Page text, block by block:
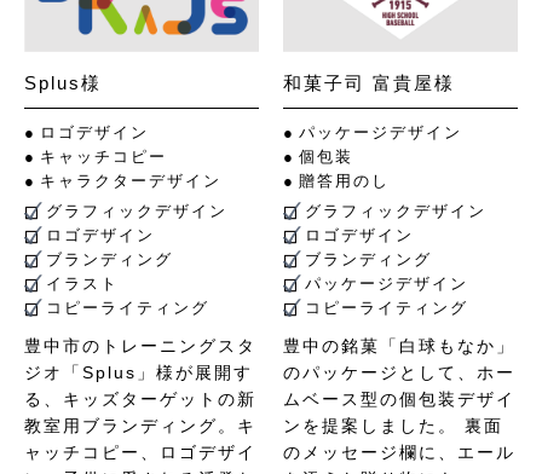
Splus様
ロゴデザイン
キャッチコピー
キャラクターデザイン
グラフィックデザイン
ロゴデザイン
ブランディング
イラスト
コピーライティング
豊中市のトレーニングスタ
ジオ「Splus」様が展開す
る、キッズターゲットの新
教室用ブランディング。キ
ャッチコピー、ロゴデザイ
和菓子司 富貴屋様
パッケージデザイン
個包装
贈答用のし
グラフィックデザイン
ロゴデザイン
ブランディング
パッケージデザイン
コピーライティング
豊中の銘菓「白球もなか」
のパッケージとして、ホー
ムベース型の個包装デザイ
ンを提案しました。 裏面
のメッセージ欄に、エール